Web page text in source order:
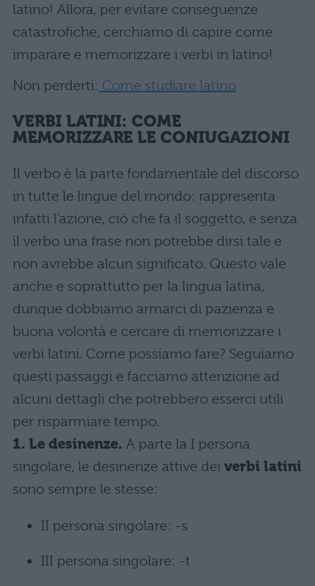
latino! Allora, per evitare conseguenze
catastrofiche, cerchiamo di capire come
imparare e memorizzare i verbi in latino!
Non perderti: Come studiare latino
VERBI LATINI: COME
MEMORIZZARE LE CONIUGAZIONI
Il verbo è la parte fondamentale del discorso
in tutte le lingue del mondo: rappresenta
infatti l’azione, ciò che fa il soggetto, e senza
il verbo una frase non potrebbe dirsi tale e
non avrebbe alcun significato. Questo vale
anche e soprattutto per la lingua latina,
dunque dobbiamo armarci di pazienza e
buona volontà e cercare di memorizzare i
verbi latini. Come possiamo fare? Seguiamo
questi passaggi e facciamo attenzione ad
alcuni dettagli che potrebbero esserci utili
per risparmiare tempo.
1. Le desinenze. A parte la I persona
singolare, le desinenze attive dei verbi latini
sono sempre le stesse:
II persona singolare: -s
III persona singolare: -t